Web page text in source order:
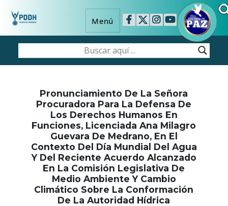
Menú
Pronunciamiento De La Señora
Procuradora Para La Defensa De
Los Derechos Humanos En
Funciones, Licenciada Ana Milagro
Guevara De Medrano, En El
Contexto Del Día Mundial Del Agua
Y Del Reciente Acuerdo Alcanzado
En La Comisión Legislativa De
Medio Ambiente Y Cambio
Climático Sobre La Conformación
De La Autoridad Hídrica